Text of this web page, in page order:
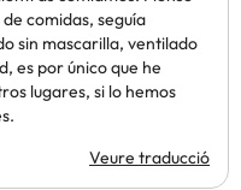
comidas, seguía
sin mascarilla, ventilado
es por único que he
lugares, si lo hemos
Veure traducció